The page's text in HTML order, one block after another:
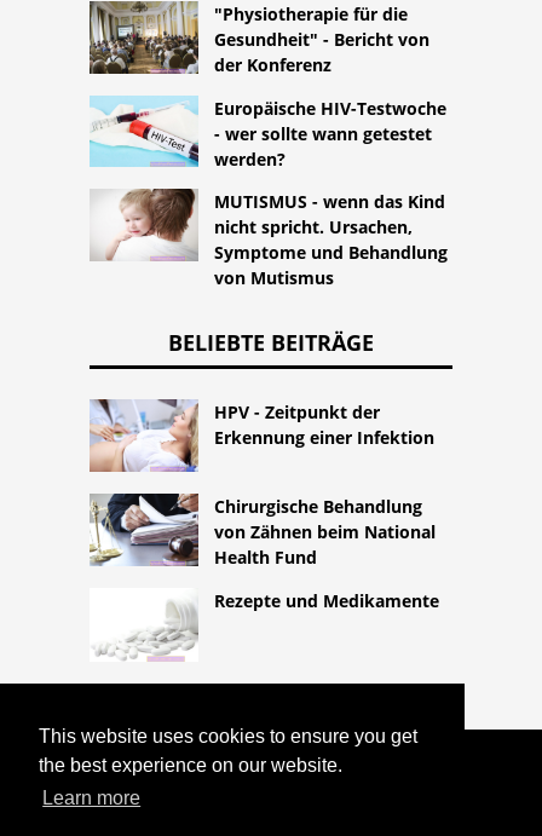
This website uses cookies to ensure you get
the best experience on our website.
Learn more
"Physiotherapie für die
Gesundheit" - Bericht von
der Konferenz
Europäische HIV-Testwoche
- wer sollte wann getestet
werden?
MUTISMUS - wenn das Kind
nicht spricht. Ursachen,
Symptome und Behandlung
von Mutismus
BELIEBTE BEITRÄGE
HPV - Zeitpunkt der
Erkennung einer Infektion
Chirurgische Behandlung
von Zähnen beim National
Health Fund
Rezepte und Medikamente
COPYRIGHT 2026
ENTLEERUNG DES HÄMATOMS UNTER